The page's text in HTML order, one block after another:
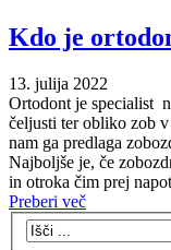
Kdo je
13. julija 2022
Ortodont je specialist
čeljusti ter obliko zob
nam ga predlaga
Najboljše je, če
in otroka čim prej
Preberi več